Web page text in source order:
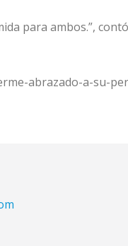
para ambos.”,
abrazado-a-su-